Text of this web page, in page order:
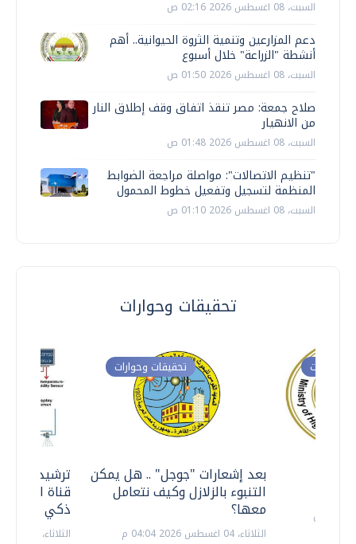
السبت، 08 اغسطس 2026 02:16 ص
دعم المزارعين وتنمية الثروة الحيوانية.. أهم
أنشطة "الزراعة" خلال أسبوع
السبت، 08 اغسطس 2026 01:50 ص
صلاح جمعة: مصر تنقذ اتفاق وقف إطلاق النار
من الانهيار
السبت، 08 اغسطس 2026 01:48 ص
"تنظيم الاتصالات": مواصلة مراجعة الضوابط
المنظمة لتسجيل وتفعيل خطوط المحمول
السبت، 08 اغسطس 2026 01:10 ص
تحقيقات وحوارات
ترشيدا
قناة
ذكي
الثلاثاء، 14 يوليو 2026 06:11 م
تحقيقات وحوارات
بعد إشعارات "جوجل" .. هل يمكن
التنبوء بالزلازل وكيف نتعامل
معها؟
الثلاثاء، 04 اغسطس 2026 04:04 م
وحوارات